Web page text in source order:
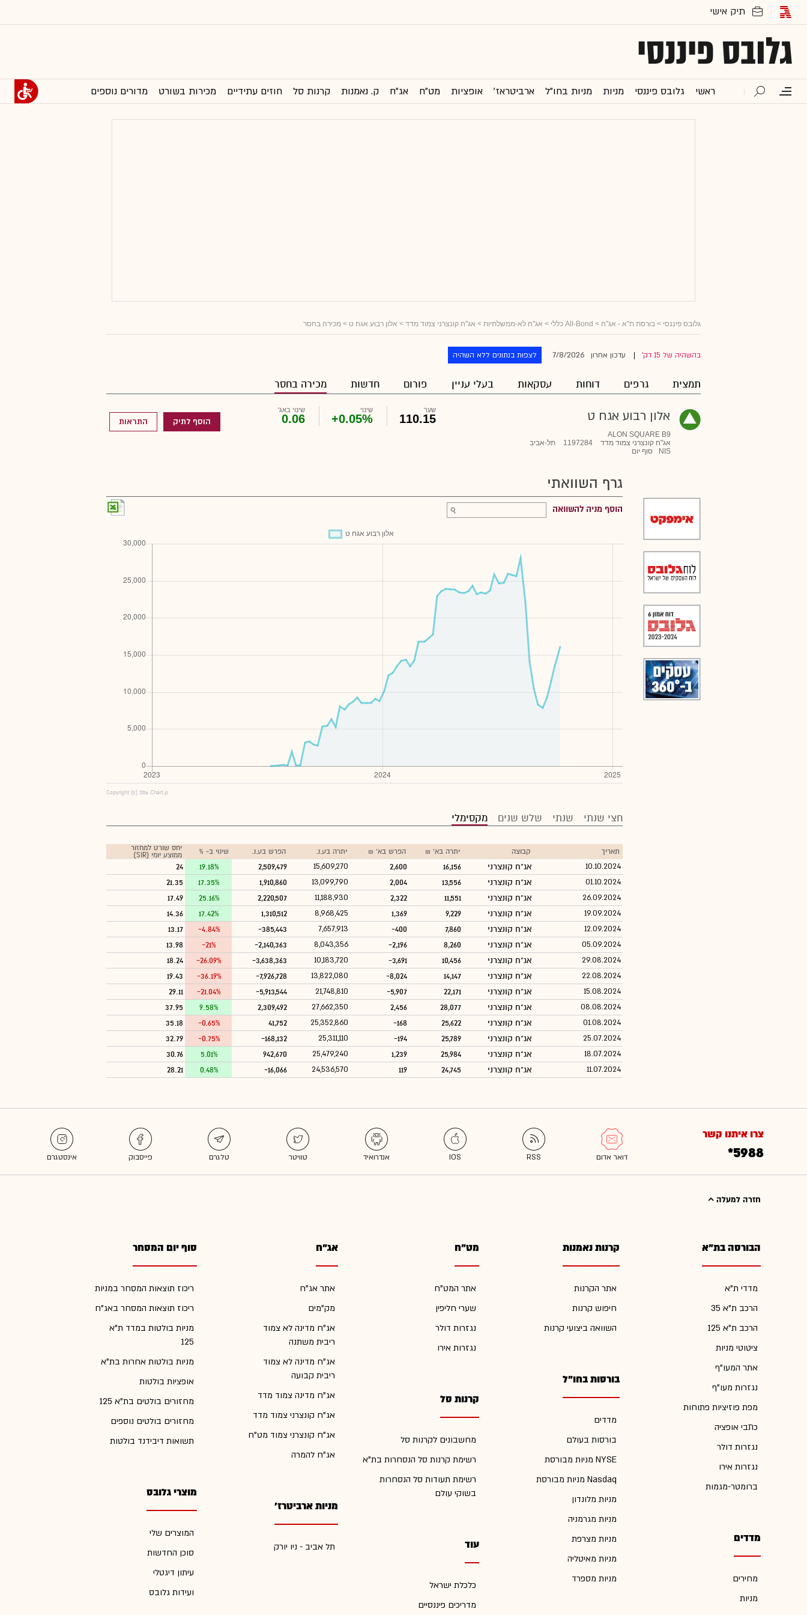
גלובס פיננסי
ראשי גלובס פיננסי מניות מניות בחו"ל ארביטראז' אופציות מט"ח אג"ח ק. נאמנות קרנות סל חוזים עתידיים מכירות בשורט מדורים נוספים
גלובס פיננסי > בורסת ת"א - אג"ח > All-Bond כללי > אג"ח לא-ממשלתיות > אג"ח קונצרני צמוד מדד > אלון רבוע אגח ט > מכירה בחסר
בהשהיה של 15 דק' עדכון אחרון 7/8/2026 לצפות בנתונים ללא השהיה
תמצית גרפים דוחות עסקאות בעלי עניין פורום חדשות מכירה בחסר
אלון רבוע אגח ט
ALON SQUARE B9
אג"ח קונצרני צמוד מדד
1197284
תל-אביב
NIS
סוף יום
שער
110.15
שינוי
+0.05%
שינוי באג'
0.06 הוסף לתיק התראות
גרף השוואתי
הוסף מניה להשוואה
Copyright (c) 2016 Chart.js
חצי שנתי שנתי שלש שנים מקסימלי
תאריך קבוצה יתרה בא' ₪ הפרש בא' ₪ יתרה בע.נ. הפרש בע.נ. שינוי ב- %
יחס שורט למחזור
ממוצע יומי (SIR)
10.10.2024 אג"ח קונצרני 16,156
2,600
15,609,270
2,509,479
19.18%
24
01.10.2024 אג"ח קונצרני 13,556
2,004
13,099,790
1,910,860
17.35%
21.35
26.09.2024 אג"ח קונצרני 11,551
2,322
11,188,930
2,220,507
25.16%
17.49
19.09.2024 אג"ח קונצרני 9,229
1,369
8,968,425
1,310,512
17.42%
14.36
12.09.2024 אג"ח קונצרני 7,860
-400
7,657,913
-385,443
-4.84%
13.17
05.09.2024 אג"ח קונצרני 8,260
-2,196
8,043,356
-2,140,363
-21%
13.98
29.08.2024 אג"ח קונצרני 10,456
-3,691
10,183,720
-3,638,363
-26.09%
18.24
22.08.2024 אג"ח קונצרני 14,147
-8,024
13,822,080
-7,926,728
-36.19%
19.43
15.08.2024 אג"ח קונצרני 22,171
-5,907
21,748,810
-5,913,544
-21.04%
29.11
08.08.2024 אג"ח קונצרני 28,077
2,456
27,662,350
2,309,492
9.58%
37.95
01.08.2024 אג"ח קונצרני 25,622
-168
25,352,860
41,752
-0.65%
35.18
25.07.2024 אג"ח קונצרני 25,789
-194
25,311,110
-168,132
-0.75%
32.79
18.07.2024 אג"ח קונצרני 25,984
1,239
25,479,240
942,670
5.01%
30.76
11.07.2024 אג"ח קונצרני 24,745
119
24,536,570
-16,066
0.48%
28.21
צרו איתנו קשר
*5988
חזרה למעלה
הבורסה בת"א
מדדי ת"א
הרכב ת"א 35
הרכב ת"א 125
ציטוטי מניות
אתר המעו"ף
נגזרות מעו"ף
מפת פוזיציות פתוחות
כתבי אופציה
נגזרות דולר
נגזרות אירו
ברומטר-מגמות
מדדים
מחירים
מניות
קרנות נאמנות
אתר הקרנות
חיפוש קרנות
השוואה ביצועי קרנות
בורסות בחו"ל
מדדים
בורסות בעולם
מניות מבורסת NYSE
מניות מבורסת Nasdaq
מניות מלונדון
מניות מגרמניה
מניות מצרפת
מניות מאיטליה
מניות מספרד
מט"ח
אתר המט"ח
שערי חליפין
נגזרות דולר
נגזרות אירו
קרנות סל
מחשבונים לקרנות סל
רשימת קרנות סל הנסחרות בת"א
רשימת תעודות סל הנסחרות
בשוקי עולם
עוד
כלכלת ישראל
מדריכים פיננסיים
אג"ח
אתר אג"ח
מק"מים
אג"ח מדינה לא צמוד
ריבית משתנה
אג"ח מדינה לא צמוד
ריבית קבועה
אג"ח מדינה צמוד מדד
אג"ח קונצרני צמוד מדד
אג"ח קונצרני צמוד מט"ח
אג"ח להמרה
מניות ארביטרז'
תל אביב - ניו יורק
סוף יום המסחר
ריכוז תוצאות המסחר במניות
ריכוז תוצאות המסחר באג"ח
מניות בולטות במדד ת"א
125
מניות בולטות אחרות בת"א
אופציות בולטות
מחזורים בולטים בת"א 125
מחזורים בולטים נוספים
תשואות דיבידנד בולטות
מוצרי גלובס
המוצרים שלי
סוכן החדשות
עיתון דיגטלי
ועידות גלובס